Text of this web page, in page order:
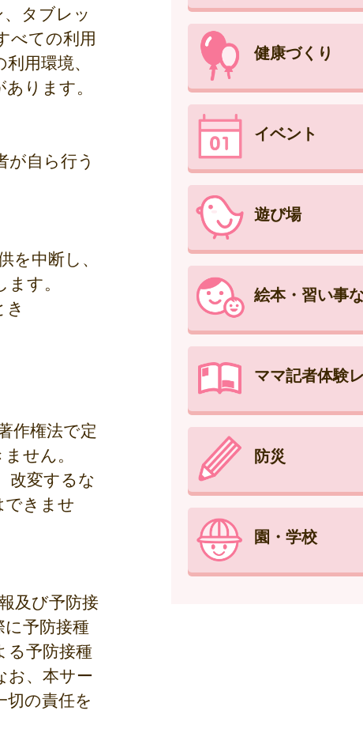
タブレッ
べての利用
用環境、
ります。
自ら行う
中断し、
す。
作権法で定
せん。
改変するな
できませ
及び予防接
予防接種
る予防接種
お、本サー
の責任を
健康づくり
イベント
遊び場
絵本・習い事
ママ記者体験
防災
園・学校